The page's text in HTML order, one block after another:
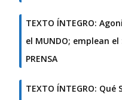
TEXTO ÍNTEGRO:
el MUNDO; emplean
PRENSA
TEXTO ÍNTEGRO: Qué